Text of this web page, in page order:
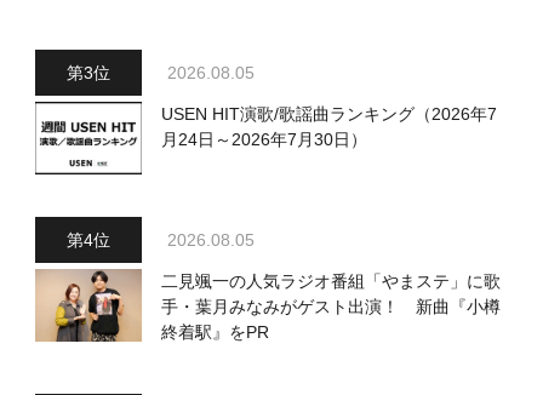
2026.08.05
USEN HIT演歌/歌謡曲ランキング（2026年7
月24日～2026年7月30日）
2026.08.05
二見颯一の人気ラジオ番組「やまステ」に歌
手・葉月みなみがゲスト出演！ 新曲『小樽
終着駅』をPR